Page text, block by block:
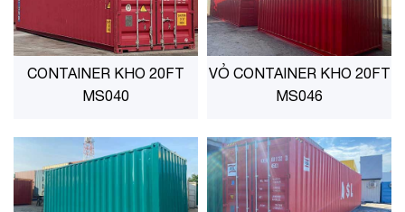
CONTAINER KHO 20FT
MS040
VỎ CONTAINER KHO 20FT
MS046